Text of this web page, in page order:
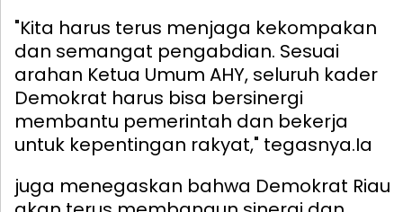
"Kita harus terus menjaga kekompakan
dan semangat pengabdian. Sesuai
arahan Ketua Umum AHY, seluruh kader
Demokrat harus bisa bersinergi
membantu pemerintah dan bekerja
untuk kepentingan rakyat," tegasnya.Ia
juga menegaskan bahwa Demokrat Riau